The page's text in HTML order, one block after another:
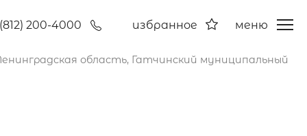
200-4000 избранное меню
область, Гатчинский муниципальный